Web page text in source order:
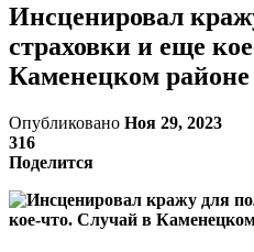
Инсценировал
страховки и еще
Каменецком районе
Опубликовано Ноя 29, 2023
316
Поделится